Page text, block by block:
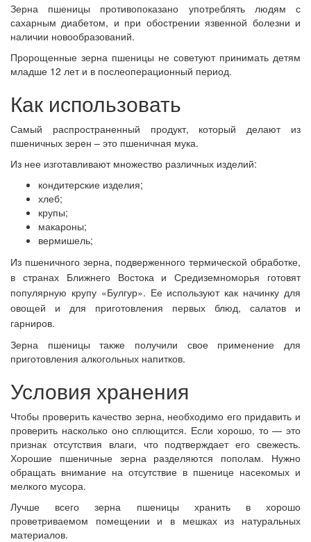
Зерна пшеницы противопоказано употреблять людям с
сахарным диабетом, и при обострении язвенной болезни и
наличии новообразований.
Пророщенные зерна пшеницы не советуют принимать детям
младше 12 лет и в послеоперационный период.
Как использовать
Самый распространенный продукт, который делают из
пшеничных зерен – это пшеничная мука.
Из нее изготавливают множество различных изделий:
кондитерские изделия;
хлеб;
крупы;
макароны;
вермишель;
Из пшеничного зерна, подверженного термической обработке,
в странах Ближнего Востока и Средиземноморья готовят
популярную крупу «Булгур». Ее используют как начинку для
овощей и для приготовления первых блюд, салатов и
гарниров.
Зерна пшеницы также получили свое применение для
приготовления алкогольных напитков.
Условия хранения
Чтобы проверить качество зерна, необходимо его придавить и
проверить насколько оно сплющится. Если хорошо, то — это
признак отсутствия влаги, что подтверждает его свежесть.
Хорошие пшеничные зерна разделяются пополам. Нужно
обращать внимание на отсутствие в пшенице насекомых и
мелкого мусора.
Лучше всего зерна пшеницы хранить в хорошо
проветриваемом помещении и в мешках из натуральных
материалов.